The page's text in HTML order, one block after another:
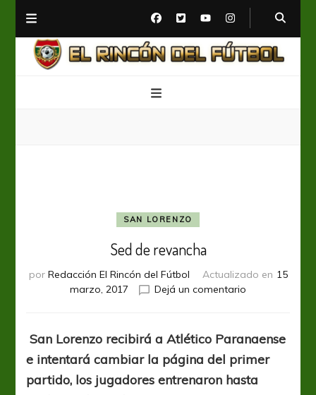
SAN LORENZO
Sed de revancha
por Redacción El Rincón del Fútbol Actualizado en 15
marzo, 2017
Dejá un comentario
San Lorenzo recibirá a Atlético Paranaense
e intentará cambiar la página del primer
partido, los jugadores entrenaron hasta